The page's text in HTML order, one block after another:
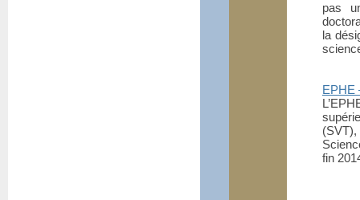
pas
la
EPHE
fin